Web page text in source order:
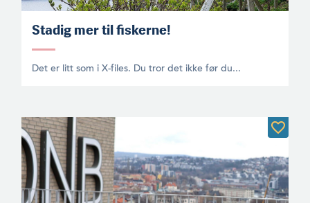
Stadig mer til fiskerne!
Det er litt som i X-files. Du tror det ikke før du...